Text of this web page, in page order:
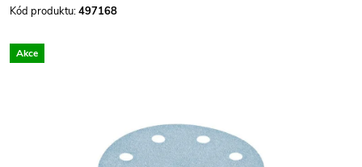
Kód produktu:497168
Akce